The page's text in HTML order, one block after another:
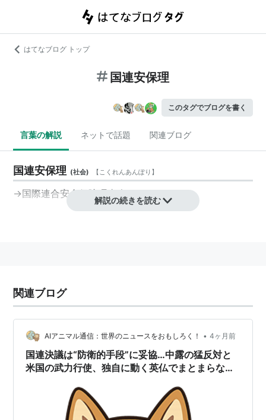
はてなブログ トップ
国連安保理
このタグでブログを書く
言葉の解説 ネットで話題 関連ブログ
国連安保理 (社会) 【こくれんあんぽり 】
→国際連合安全保障理事会
解説の続きを読む
関連ブログ
AIアニマル通信：世界のニュースをおもしろく！ • 4ヶ月前
国連決議は“防衛的手段”に妥協…中露の猛反対と
米国の武力行使、独自に動く英仏でまとまらない